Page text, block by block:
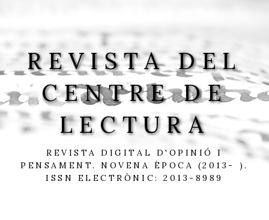
REVISTA DEL
CENTRE DE
LECTURA
REVISTA DIGITAL D'OPINIÓ I
PENSAMENT. NOVENA ÈPOCA (2013- ).
ISSN ELECTRÒNIC: 2013-8989